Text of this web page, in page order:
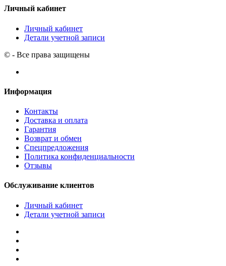
Личный кабинет
Личный кабинет
Детали учетной записи
© - Все права защищены
Информация
Контакты
Доставка и оплата
Гарантия
Возврат и обмен
Спецпредложения
Политика конфиденциальности
Отзывы
Обслуживание клиентов
Личный кабинет
Детали учетной записи